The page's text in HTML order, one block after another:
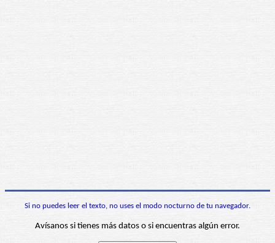
Si no puedes leer el texto, no uses el modo nocturno de tu navegador.
Avísanos si tienes más datos o si encuentras algún error.